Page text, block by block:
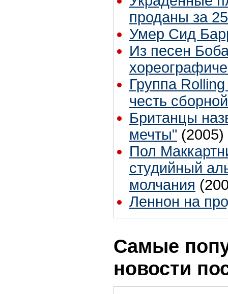
проданы за
Умер Сид
Из песен
Группа
честь
Британцы
мечты" (2005)
Пол
студийный
молчания
Леннон на
Самые
новости